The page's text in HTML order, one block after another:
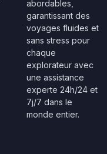
abordables,
garantissant des
voyages fluides et
sans stress pour
chaque
explorateur avec
une assistance
experte 24h/24 et
7j/7 dans le
monde entier.